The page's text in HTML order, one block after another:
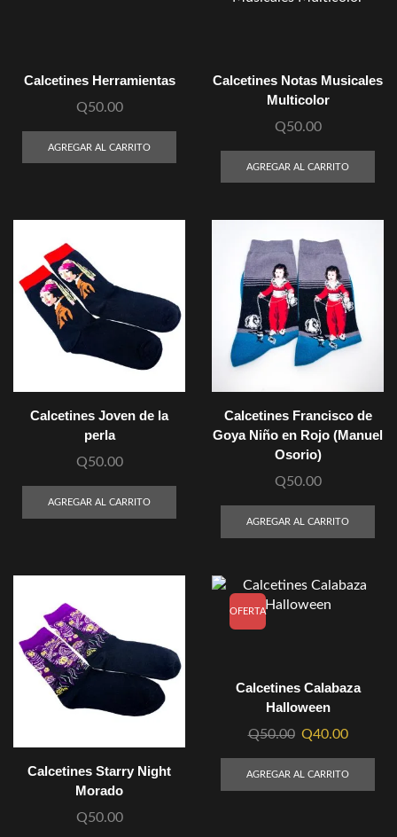
Calcetines Herramientas
Q50.00
AGREGAR AL CARRITO
Calcetines Notas Musicales
Multicolor
Q50.00
AGREGAR AL CARRITO
Calcetines Joven de la
perla
Q50.00
AGREGAR AL CARRITO
Calcetines Francisco de
Goya Niño en Rojo (Manuel
Osorio)
Q50.00
AGREGAR AL CARRITO
Calcetines Starry Night
Morado
Q50.00
OFERTA
Calcetines Calabaza
Halloween
Q50.00 Q40.00
AGREGAR AL CARRITO